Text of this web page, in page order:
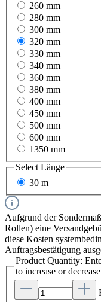
260 mm
280 mm
300 mm
320 mm
330 mm
340 mm
360 mm
380 mm
400 mm
450 mm
500 mm
600 mm
1350 mm
Select Länge
30 m
Aufgrund der
Rollen) eine
diese Kosten
Auftragsbestätigung
Product Quantity:
to increase or